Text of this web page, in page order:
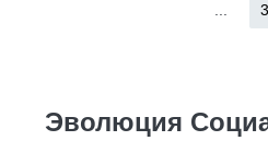
Эволюция